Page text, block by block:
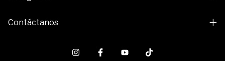
Contáctanos